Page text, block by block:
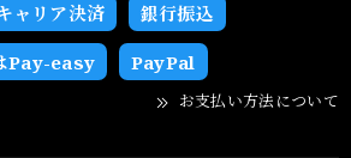
ャリア決済 銀行振込
Pay-easy PayPal
お支払い方法について